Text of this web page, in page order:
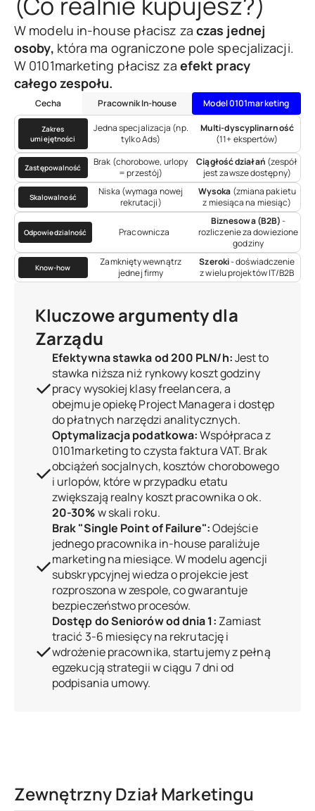
W modelu in-house płacisz za czas jednej
osoby, która ma ograniczone pole specjalizacji.
W 0101marketing płacisz za efekt pracy
całego zespołu.
Cecha Pracownik In-house Model 0101marketing
Zakres
umiejętności
Jedna specjalizacja (np.
tylko Ads)
Multi-dyscyplinarność
(11+ ekspertów)
Zastępowalność
Brak (chorobowe, urlopy
= przestój)
Ciągłość działań (zespół
jest zawsze dostępny)
Skalowalność
Niska (wymaga nowej
rekrutacji)
Wysoka (zmiana pakietu
z miesiąca na miesiąc)
Odpowiedzialność Pracownicza
Biznesowa (B2B)-
rozliczenie za dowiezione
godziny
Know-how
Zamknięty wewnątrz
jednej firmy
Szeroki- doświadczenie
z wielu projektów IT/B2B
Kluczowe argumenty dla
Zarządu
Efektywna stawka od 200 PLN/h:Jest to
stawka niższa niż rynkowy koszt godziny
pracy wysokiej klasy freelancera, a
obejmuje opiekę Project Managera i dostęp
do płatnych narzędzi analitycznych.
Optymalizacja podatkowa:Współpraca z
0101marketing to czysta faktura VAT. Brak
obciążeń socjalnych, kosztów chorobowego
i urlopów, które w przypadku etatu
zwiększają realny koszt pracownika o ok.
20-30%w skali roku.
Brak "Single Point of Failure":Odejście
jednego pracownika in-house paraliżuje
marketing na miesiące. W modelu agencji
subskrypcyjnej wiedza o projekcie jest
rozproszona w zespole, co gwarantuje
bezpieczeństwo procesów.
Dostęp do Seniorów od dnia 1: Zamiast
tracić 3-6 miesięcy na rekrutację i
wdrożenie pracownika, startujemy z pełną
egzekucją strategii w ciągu 7 dni od
podpisania umowy.
Zewnętrzny Dział Marketingu